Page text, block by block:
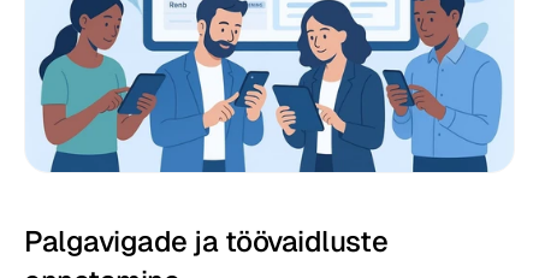
Palgavigade ja töövaidluste